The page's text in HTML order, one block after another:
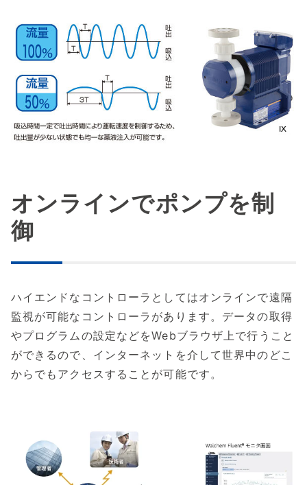
オンラインでポンプを制
御
ハイエンドなコントローラとしてはオンラインで遠隔
監視が可能なコントローラがあります。データの取得
やプログラムの設定などをWebブラウザ上で行うこと
ができるので、インターネットを介して世界中のどこ
からでもアクセスすることが可能です。